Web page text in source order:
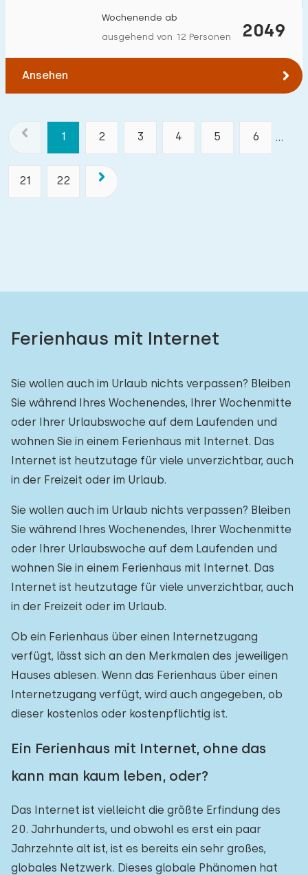
2049
Wochenende ab
ausgehend von 12 Personen
Ansehen
1 2 3 4 5 6 ...
21 22
Ferienhaus mit Internet
Sie wollen auch im Urlaub nichts verpassen? Bleiben
Sie während Ihres Wochenendes, Ihrer Wochenmitte
oder Ihrer Urlaubswoche auf dem Laufenden und
wohnen Sie in einem Ferienhaus mit Internet. Das
Internet ist heutzutage für viele unverzichtbar, auch
in der Freizeit oder im Urlaub.
Sie wollen auch im Urlaub nichts verpassen? Bleiben
Sie während Ihres Wochenendes, Ihrer Wochenmitte
oder Ihrer Urlaubswoche auf dem Laufenden und
wohnen Sie in einem Ferienhaus mit Internet. Das
Internet ist heutzutage für viele unverzichtbar, auch
in der Freizeit oder im Urlaub.
Ob ein Ferienhaus über einen Internetzugang
verfügt, lässt sich an den Merkmalen des jeweiligen
Hauses ablesen. Wenn das Ferienhaus über einen
Internetzugang verfügt, wird auch angegeben, ob
dieser kostenlos oder kostenpflichtig ist.
Ein Ferienhaus mit Internet, ohne das
kann man kaum leben, oder?
Das Internet ist vielleicht die größte Erfindung des
20. Jahrhunderts, und obwohl es erst ein paar
Jahrzehnte alt ist, ist es bereits ein sehr großes,
globales Netzwerk. Dieses globale Phänomen hat